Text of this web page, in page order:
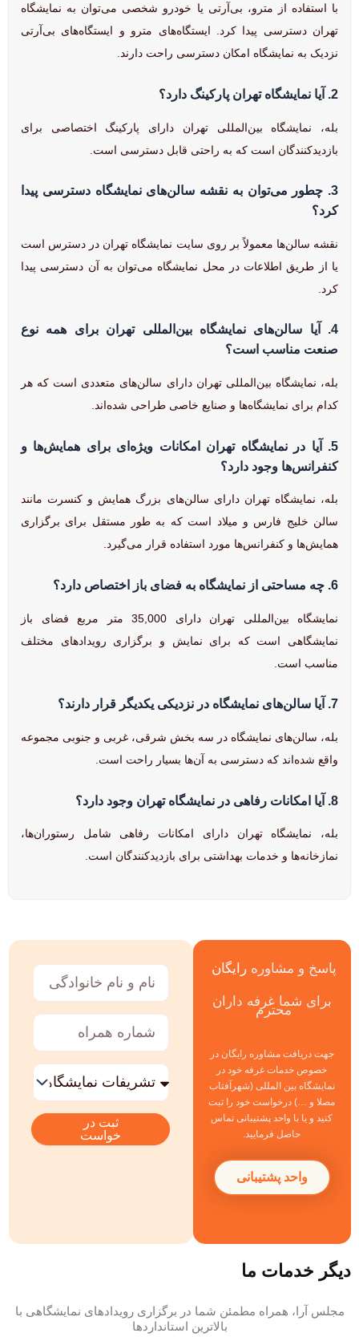
با استفاده از مترو، بی‌آر‌تی یا خودرو شخصی می‌توان به نمایشگاه
تهران دسترسی پیدا کرد. ایستگاه‌های مترو و ایستگاه‌های بی‌آر‌تی
نزدیک به نمایشگاه امکان دسترسی راحت دارند.
2. آیا نمایشگاه تهران پارکینگ دارد؟
بله، نمایشگاه بین‌المللی تهران دارای پارکینگ اختصاصی برای
بازدیدکنندگان است که به راحتی قابل دسترسی است.
3. چطور می‌توان به نقشه سالن‌های نمایشگاه دسترسی پیدا
کرد؟
نقشه سالن‌ها معمولاً بر روی سایت نمایشگاه تهران در دسترس است
یا از طریق اطلاعات در محل نمایشگاه می‌توان به آن دسترسی پیدا
کرد.
4.
آیا سالن‌های نمایشگاه بین‌المللی تهران برای همه نوع
صنعت مناسب است؟
بله، نمایشگاه بین‌المللی تهران دارای سالن‌های متعددی است که هر
کدام برای نمایشگاه‌ها و صنایع خاصی طراحی شده‌اند.
5.
آیا در نمایشگاه تهران امکانات ویژه‌ای برای همایش‌ها و
کنفرانس‌ها وجود دارد؟
بله، نمایشگاه تهران دارای سالن‌های بزرگ همایش و کنسرت مانند
سالن خلیج فارس و میلاد است که به طور مستقل برای برگزاری
همایش‌ها و کنفرانس‌ها مورد استفاده قرار می‌گیرد.
6. چه مساحتی از نمایشگاه به فضای باز اختصاص دارد؟
نمایشگاه بین‌المللی تهران دارای 35,000 متر مربع فضای باز
نمایشگاهی است که برای نمایش و برگزاری رویدادهای مختلف
مناسب است.
7. آیا سالن‌های نمایشگاه در نزدیکی یکدیگر قرار دارند؟
بله، سالن‌های نمایشگاه در سه بخش شرقی، غربی و جنوبی مجموعه
واقع شده‌اند که دسترسی به آن‌ها بسیار راحت است.
8. آیا امکانات رفاهی در نمایشگاه تهران وجود دارد؟
بله، نمایشگاه تهران دارای امکانات رفاهی شامل رستوران‌ها،
نمازخانه‌ها و خدمات بهداشتی برای بازدیدکنندگان است.
پاسخ و مشاورهرایگان
برای شما غرفه داران
محترم
جهت دریافت مشاوره رایگان در
خصوص خدمات غرفه خود در
نمایشگاه بین المللی (شهرآفتاب
مصلا و …) درخواست خود را ثبت
کنید و یا با واحد پشتیبانی تماس
حاصل فرمایید.
واحد پشتیبانی
نام
نام
خانوادگی
شماره
همراه
خدمات
مورد
نظر
ثبت در
خواست
دیگر خدمات ما
مجلس آرا، همراه مطمئن شما در برگزاری رویدادهای نمایشگاهی با
بالاترین استانداردها